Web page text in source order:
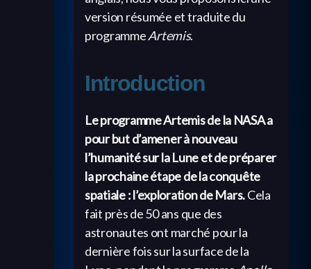
version résumée et traduite du
programmeArtemis.
Introduction
Le programme Artemis de la NASA a
pour but d’amener à nouveau
l’humanité sur la Lune et de préparer
la prochaine étape de la conquête
spatiale : l’exploration de Mars.Cela
fait près de 50 ans que des
astronautes ont marché pour la
dernière fois sur la surface de la